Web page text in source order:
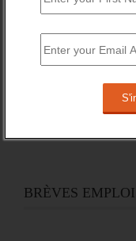
La mise en suspens,
sans conséquences
BRÈVES EMPLOI